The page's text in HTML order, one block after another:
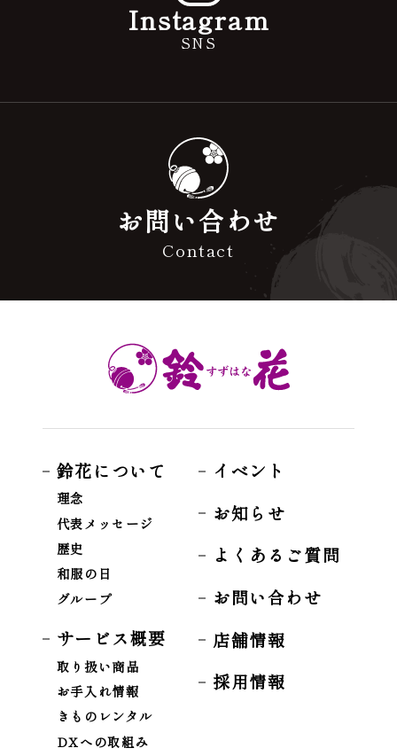
Instagram
SNS
お問い合わせ
Contact
鈴花について
理念
代表メッセージ
歴史
和服の日
グループ
サービス概要
取り扱い商品
お手入れ情報
きものレンタル
DXへの取組み
イベント
お知らせ
よくあるご質問
お問い合わせ
店舗情報
採用情報